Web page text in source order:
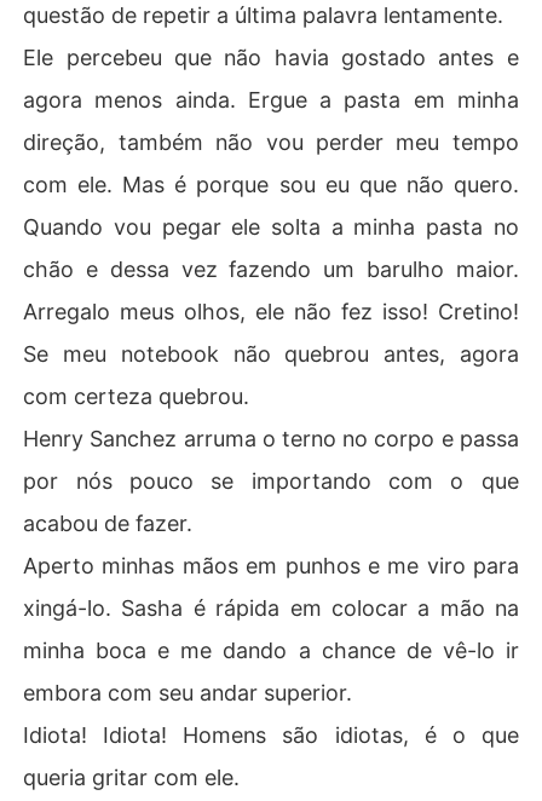
questão de repetir a última palavra lentamente.
Ele percebeu que não havia gostado antes e
agora menos ainda. Ergue a pasta em minha
direção, também não vou perder meu tempo
com ele. Mas é porque sou eu que não quero.
Quando vou pegar ele solta a minha pasta no
chão e dessa vez fazendo um barulho maior.
Arregalo meus olhos, ele não fez isso! Cretino!
Se meu notebook não quebrou antes, agora
com certeza quebrou.
Henry Sanchez arruma o terno no corpo e passa
por nós pouco se importando com o que
acabou de fazer.
Aperto minhas mãos em punhos e me viro para
xingá-lo. Sasha é rápida em colocar a mão na
minha boca e me dando a chance de vê-lo ir
embora com seu andar superior.
Idiota! Idiota! Homens são idiotas, é o que
queria gritar com ele.